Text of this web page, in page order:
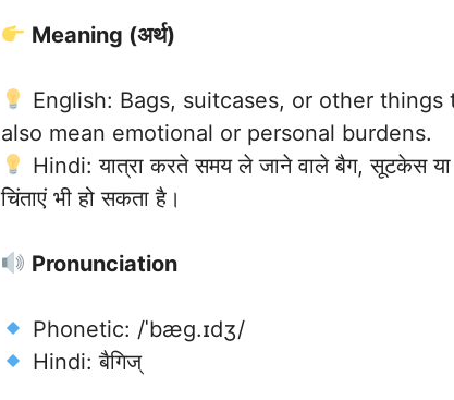
Meaning (अर्थ)
English: Bags, suitcases, or other
also mean emotional or personal burdens.
Hindi: यात्रा करते समय ले जाने वाले बैग, सूटकेस या
चिंताएं भी हो सकता है।
Pronunciation
Phonetic: /ˈbæɡ.ɪdʒ/
Hindi: बैगिज्